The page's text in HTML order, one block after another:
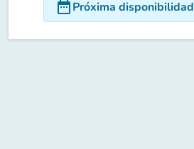
date_rangePróxima disponibilidad